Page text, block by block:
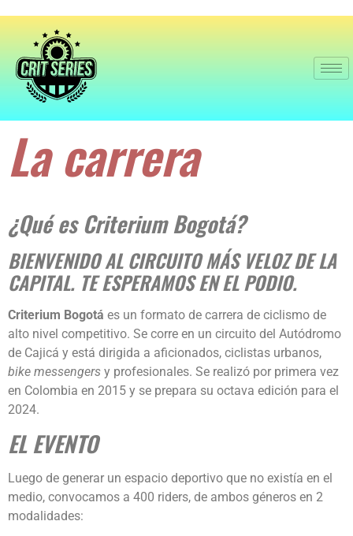
La carrera
¿Qué es Criterium Bogotá?
BIENVENIDO AL CIRCUITO MÁS VELOZ DE LA
CAPITAL. TE ESPERAMOS EN EL PODIO.
Criterium Bogotá es un formato de carrera de ciclismo de
alto nivel competitivo. Se corre en un circuito del Autódromo
de Cajicá y está dirigida a aficionados, ciclistas urbanos,
bike messengers y profesionales. Se realizó por primera vez
en Colombia en 2015 y se prepara su octava edición para el
2024.
EL EVENTO
Luego de generar un espacio deportivo que no existía en el
medio, convocamos a 400 riders, de ambos géneros en 2
modalidades: